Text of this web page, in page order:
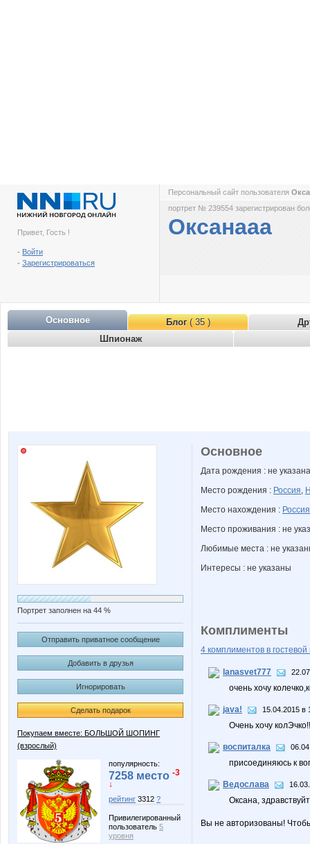
Привет, Гость !
- Войти
- Зарегистрироваться
Персональный сайт пользователя
портрет № 239554 зарегистрирован
Оксанааа
Основное Блог( 35 )
Шпионаж
Портрет заполнен на 44 %
Отправить приватное сообщение
Добавить в друзья
Игнорировать
Сделать подарок
Покупаем вместе: БОЛЬШОЙ ШОПИНГ
(взрослый)
популярность:
7258 место -3
↓
рейтинг 3312 ?
Привилегированный
пользователь 5
уровня
Основное
Дата рождения : не указана
Место рождения : Россия,
Место нахождения : Россия
Место проживания : не
Любимые места : не
Интересы : не указаны
Комплименты
4 комплиментов в гостевой
lanasvet777
очень хочу
java! 15.04.2015 в
Очень хочу
воспиталка
присоединяюсь к
Ведослава
Оксана,
Вы не авторизованы!